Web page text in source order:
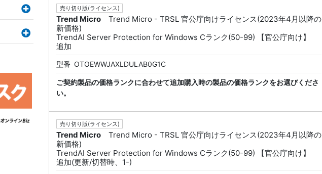
売り切り版(ライセンス)
Trend Micro
Trend Micro - TRSL 官公庁向けライセンス(2023年4月以降の
新価格)
TrendAI Server Protection for Windows Cランク(50-99) 【官公庁向け】
追加
型番 OTOEWWJAXLDULAB0G1C
ご契約製品の価格ランクに合わせて追加購入時の製品の価格ランクをお選びくださ
い。
売り切り版(ライセンス)
Trend Micro
Trend Micro - TRSL 官公庁向けライセンス(2023年4月以降の
新価格)
TrendAI Server Protection for Windows Cランク(50-99) 【官公庁向け】
追加(更新/切替時、1-)